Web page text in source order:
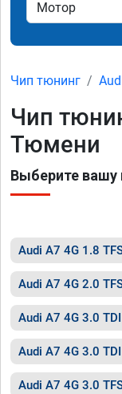
Чип тюнинг
Чип
Тюмени
Выберите вашу
Audi A7 4G 1.8
Audi A7 4G 2.0
Audi A7 4G 3.0 TDI
Audi A7 4G 3.0
Audi A7 4G 3.0